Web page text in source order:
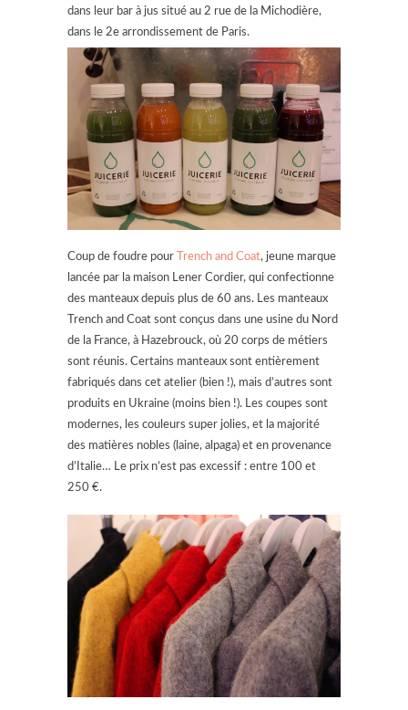
dans leur bar à jus situé au 2 rue de la Michodière,
dans le 2e arrondissement de Paris.
Coup de foudre pour Trench and Coat, jeune marque
lancée par la maison Lener Cordier, qui confectionne
des manteaux depuis plus de 60 ans. Les manteaux
Trench and Coat sont conçus dans une usine du Nord
de la France, à Hazebrouck, où 20 corps de métiers
sont réunis. Certains manteaux sont entièrement
fabriqués dans cet atelier (bien !), mais d’autres sont
produits en Ukraine (moins bien !). Les coupes sont
modernes, les couleurs super jolies, et la majorité
des matières nobles (laine, alpaga) et en provenance
d’Italie… Le prix n’est pas excessif : entre 100 et
250 €.